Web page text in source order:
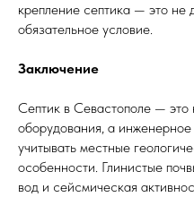
крепление септика — это не
обязательное условие.
Заключение
Септик в Севастополе — это
оборудования, а
учитывать местные
особенности. Глинистые
вод и сейсмическая